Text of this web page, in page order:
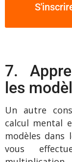
7.
les
Un autre
calcul mental
modèles dans
vous